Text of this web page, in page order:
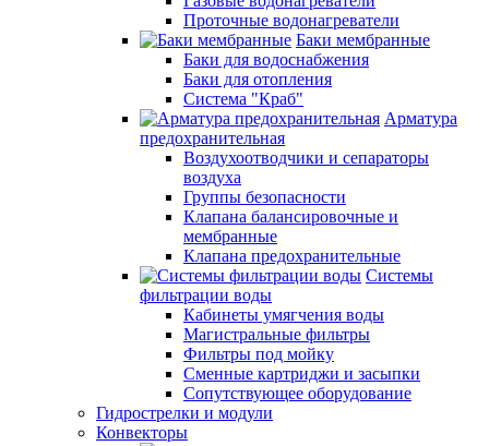
Проточные водонагреватели
Баки мембранные
Баки для водоснабжения
Баки для отопления
Система "Краб"
Арматура
предохранительная
Воздухоотводчики и сепараторы
воздуха
Группы безопасности
Клапана балансировочные и
мембранные
Клапана предохранительные
Системы
фильтрации воды
Кабинеты умягчения воды
Магистральные фильтры
Фильтры под мойку
Сменные картриджи и засыпки
Сопутствующее оборудование
Гидрострелки и модули
Конвекторы